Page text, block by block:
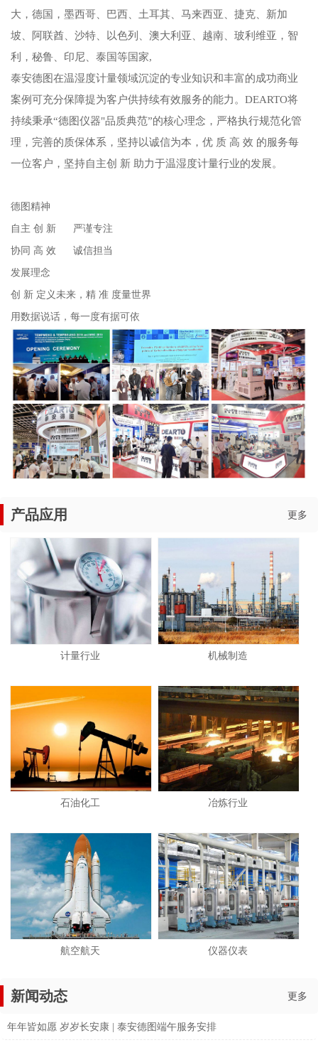
大，德国，墨西哥、巴西、土耳其、马来西亚、捷克、新加
坡、阿联酋、沙特、以色列、澳大利亚、越南、玻利维亚，智
利，秘鲁、印尼、泰国等国家,
泰安德图在温湿度计量领域沉淀的专业知识和丰富的成功商业
案例可充分保障提为客户供持续有效服务的能力。DEARTO将
持续秉承“德图仪器"品质典范”的核心理念，严格执行规范化管
理，完善的质保体系，坚持以诚信为本，优 质 高 效 的服务每
一位客户，坚持自主创 新 助力于温湿度计量行业的发展。
德图精神
自主 创 新 严谨专注
协同 高 效 诚信担当
发展理念
创 新 定义未来，精 准 度量世界
用数据说话，每一度有据可依
产品应用 更多
计量行业 机械制造
石油化工 冶炼行业
航空航天 仪器仪表
新闻动态 更多
年年皆如愿 岁岁长安康 | 泰安德图端午服务安排